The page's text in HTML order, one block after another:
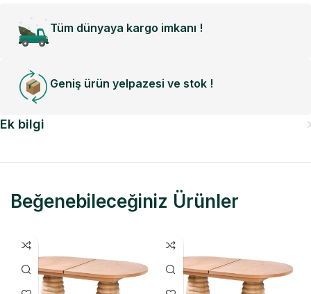
Tüm dünyaya kargo imkanı !
Geniş ürün yelpazesi ve stok !
Ek bilgi
Beğenebileceğiniz Ürünler